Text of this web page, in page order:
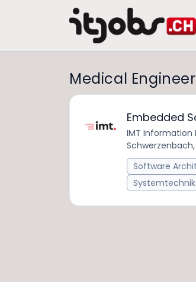
Medical
Embedded
IMT Information
Schwerzenbach,
Software
Systemtechnik